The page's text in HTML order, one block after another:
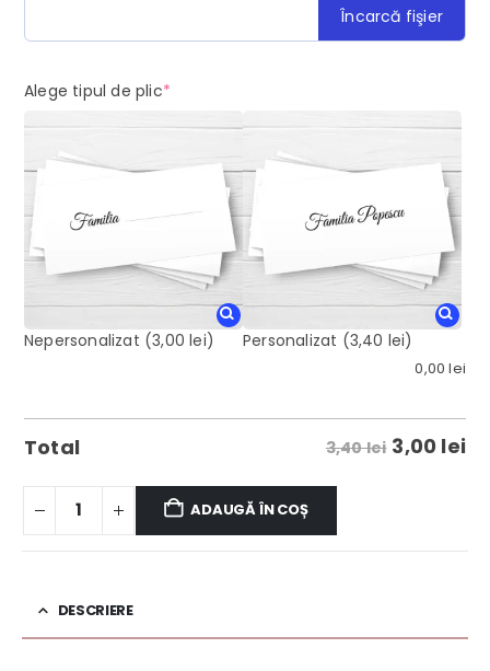
Încarcă fişier
Alege tipul de plic*(required)
Nepersonalizat (3,00 lei) Personalizat (3,40 lei)
0,00lei
Total 3,40 lei 3,00 lei
ADAUGĂ ÎN COȘ
DESCRIERE